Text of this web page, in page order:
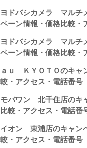
ヨドバシカメラ マルチ
ペーン情報・価格比較・
ヨドバシカメラ マルチ
ペーン情報・価格比較・
ａｕ ＫＹＯＴＯのキャ
較・アクセス・電話番号
モバワン 北千住店のキ
比較・アクセス・電話番
イオン 東浦店のキャン
較・アクセス・電話番号